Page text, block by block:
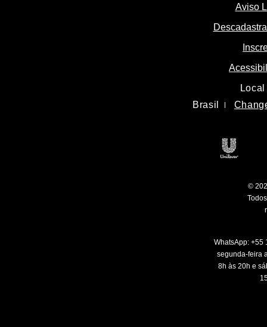
Aviso
Local
Brasil
WhatsApp: +55
segunda-feira
8h às 20h e
©